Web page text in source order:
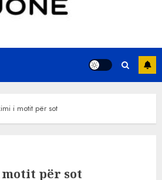
i motit për sot
për sot